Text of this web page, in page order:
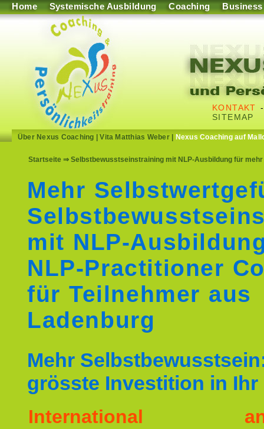
Home Systemische Ausbildung Coaching Business
KONTAKT
SITEMAP
Über Nexus Coaching |Vita Matthias Weber| Nexus Coaching auf
Startseite ⇒ Selbstbewusstseinstraining mit NLP-Ausbildung für
Mehr
mit NLP-
NLP-Practitioner
für Teilnehmer aus
Ladenburg
Mehr
grösste Investition in Ihr
International